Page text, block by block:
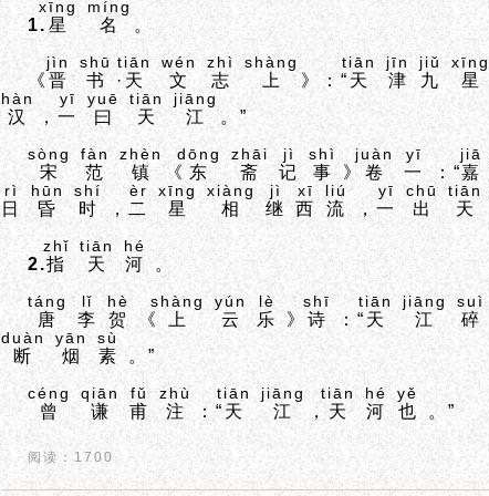
1. 星
xīng
名
míng
。
《 晋
jìn
书
shū
· 天
tiān
文
wén
志
zhì
上
shàng
》：“ 天
tiān
津
jīn
九
jiǔ
星
xīng
汉
hàn
， 一
yī
曰
yuē
天
tiān
江
jiāng
。”
宋
sòng
范
fàn
镇
zhèn
《 东
dōng
斋
zhāi
记
jì
事
shì
》 卷
juàn
一
yī
：“嘉
jiā
日
rì
昏
hūn
时
shí
， 二
èr
星
xīng
相
xiàng
继
jì
西
xī
流
liú
，一
yī
出
chū
天
tiān
2.指
zhǐ
天
tiān
河
hé
。
唐
táng
李
lǐ
贺
hè
《 上
shàng
云
yún
乐
lè
》 诗
shī
：“ 天
tiān
江
jiāng
碎
suì
断
duàn
烟
yān
素
sù
。”
曾
céng
谦
qiān
甫
fǔ
注
zhù
：“天
tiān
江
jiāng
， 天
tiān
河
hé
也
yě
。”
阅读：1700